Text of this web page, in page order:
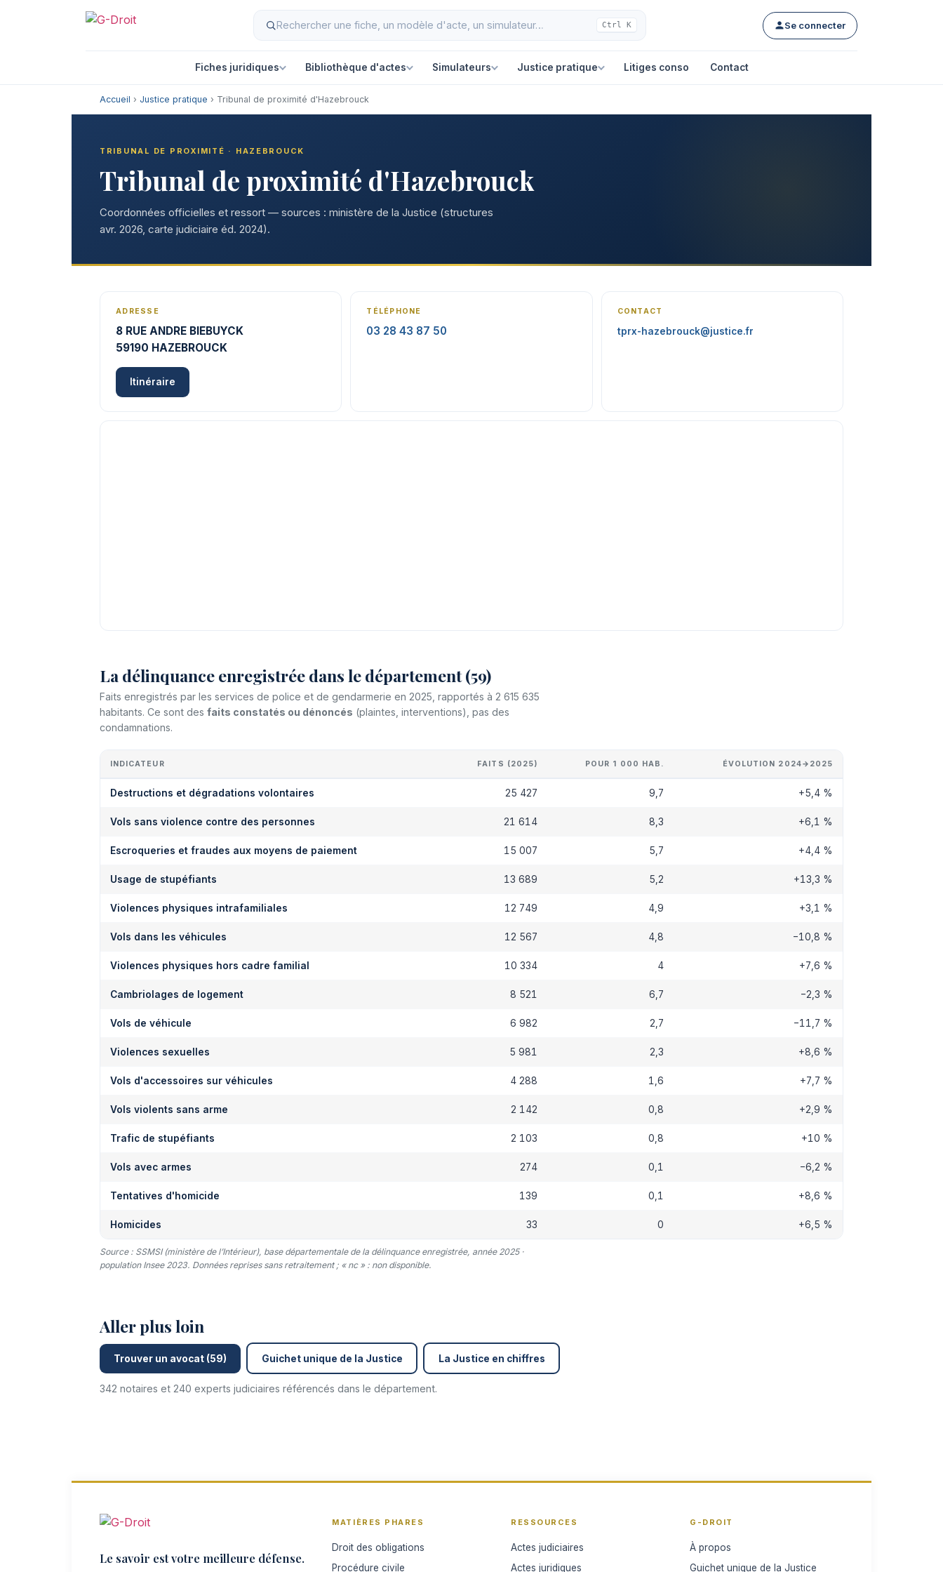
Ctrl K Se connecter
Fiches juridiques Bibliothèque d'actes Simulateurs Justice pratique Litiges conso Contact
Accueil › Justice pratique › Tribunal de proximité d'Hazebrouck
TRIBUNAL DE PROXIMITÉ · HAZEBROUCK
Tribunal de proximité d'Hazebrouck
Coordonnées officielles et ressort — sources : ministère de la Justice (structures
avr. 2026, carte judiciaire éd. 2024).
ADRESSE
8 RUE ANDRE BIEBUYCK
59190 HAZEBROUCK
Itinéraire
TÉLÉPHONE
03 28 43 87 50
CONTACT
tprx-hazebrouck@justice.fr
La délinquance enregistrée dans le département (59)
Faits enregistrés par les services de police et de gendarmerie en 2025, rapportés à 2 615 635
habitants. Ce sont des faits constatés ou dénoncés (plaintes, interventions), pas des
condamnations.
INDICATEUR FAITS (2025) POUR 1 000 HAB. ÉVOLUTION 2024→2025
Destructions et dégradations volontaires 25 427 9,7 +5,4 %
Vols sans violence contre des personnes 21 614 8,3 +6,1 %
Escroqueries et fraudes aux moyens de paiement 15 007 5,7 +4,4 %
Usage de stupéfiants 13 689 5,2 +13,3 %
Violences physiques intrafamiliales 12 749 4,9 +3,1 %
Vols dans les véhicules 12 567 4,8 −10,8 %
Violences physiques hors cadre familial 10 334 4 +7,6 %
Cambriolages de logement 8 521 6,7 −2,3 %
Vols de véhicule 6 982 2,7 −11,7 %
Violences sexuelles 5 981 2,3 +8,6 %
Vols d'accessoires sur véhicules 4 288 1,6 +7,7 %
Vols violents sans arme 2 142 0,8 +2,9 %
Trafic de stupéfiants 2 103 0,8 +10 %
Vols avec armes 274 0,1 −6,2 %
Tentatives d'homicide 139 0,1 +8,6 %
Homicides 33 0 +6,5 %
Source : SSMSI (ministère de l’Intérieur), base départementale de la délinquance enregistrée, année 2025 ·
population Insee 2023. Données reprises sans retraitement ; « nc » : non disponible.
Aller plus loin
Trouver un avocat (59) Guichet unique de la Justice La Justice en chiffres
342 notaires et 240 experts judiciaires référencés dans le département.
Le savoir est votre meilleure défense.
MATIÈRES PHARES
Droit des obligations
Procédure civile
RESSOURCES
Actes judiciaires
Actes juridiques
G-DROIT
À propos
Guichet unique de la Justice